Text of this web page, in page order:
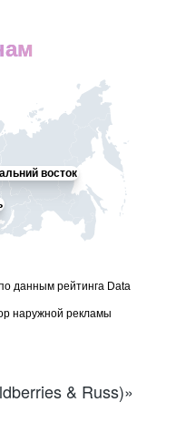
восток
данным рейтинга Data
наружной рекламы
& Russ)»